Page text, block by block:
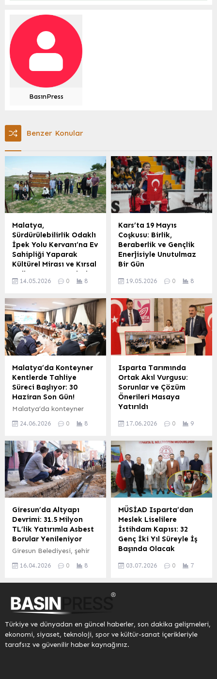
BasınPress
Benzer Konular
Malatya,
Sürdürülebilirlik Odaklı
İpek Yolu Kervanı’na Ev
Sahipliği Yaparak
Kültürel Mirası ve Kırsal
Kalkınmayı Vurguladı
Malatya, Birleşmiş Milletler
Sözleşmesi (UNCCD)
COP17 zirvesi öncesinde
gerçekleştirilen prestijli
‘İpek Yolu Kervanı’
organizasyonuna ev
sahipliği yaptı.
Türkiye’den başlayıp
Moğolistan’ın başkenti
Ulanbator’a uzanan bu
özel kervan, sürdürülebilir
ekosistemlerinin
korunması ve pastoral
önemine dikkat çekmeyi
amaçlıyor. Çevre, Şehircilik
ve İklim Değişikliği
Bakanlığı’nın
koordinasyonunda,
Cumhurbaşkanlığı...
14.05.2026 0 8
Kars’ta 19 Mayıs
Coşkusu: Birlik,
Beraberlik ve Gençlik
Enerjisiyle Unutulmaz
Bir Gün
Anma, Gençlik ve Spor
kutladı. Gazi Mustafa
Kemal Atatürk’ün milli
mücadeleyi başlatmak
üzere Samsun’a çıkışının
yıl dönümü, Kars’ta birlik,
beraberlik ve gençlik
enerjisinin ön plana çıktığı
anlamlı bir etkinlikle
hafızalara kazındı.
Atatürk Anıtı’nda Resmi
Tören Kutlama programı,
Gençlik ve Spor İl...
19.05.2026 0 8
Malatya’da Konteyner
Kentlerde Tahliye
Süreci Başlıyor: 30
Haziran Son Gün!
Malatya’da konteyner
vatandaşlar için önemli bir
Malatya Valisi Seddar
Yavuz başkanlığında,
Büyükşehir Belediye
Başkanı Sami Er, vali
yardımcıları,
kaymakamlar, ilçe
belediye başkanları ve
ilgili kurum müdürlerinin
katılımıyla gerçekleştirilen
toplantıda, konteyner
kentlerin tahliye süreci
detaylı bir şekilde ele
alındı. Kalıcı ve Güvenli
Hedefleniyor Toplantının
24.06.2026 0 8
Isparta Tarımında
Ortak Akıl Vurgusu:
Sorunlar ve Çözüm
Önerileri Masaya
Yatırıldı
(ITB), tarım sektörünün
üreticilerin sesini
duyurmak amacıyla
üyeleriyle bir istişare
toplantısı düzenledi.
Modapark Düğün
Salonu’nda gerçekleştirilen
buluşmada, tarımın güncel
sorunları, üreticilerin
talepleri ve yürütülen
çalışmalar detaylı bir
şekilde ele alındı.
Toplantıya, ITB Yönetim
Kurulu Başkanı Hüdai
Nevzat Demirel, yönetim
17.06.2026 0 9
Giresun’da Altyapı
Devrimi: 31.5 Milyon
TL’lik Yatırımla Asbest
Borular Yenileniyor
Giresun Belediyesi, şehir
altyapısını modernize
Bu kapsamda, ekonomik
ömrünü tamamlamış ve
asbest borular, yerlerine
daha dayanıklı, uzun
ömürlü ve kaçak riski
16.04.2026 0 8
MÜSİAD Isparta’dan
Meslek Liselilere
İstihdam Kapısı: 32
Genç İki Yıl Süreyle İş
Başında Olacak
ile Müstakil Sanayici ve
geçiyor. MÜSİAD Isparta
Şubesi yönetimi, İl Millî
Eğitim Müdürü Recai Ocak
03.07.2026 0 7
Türkiye ve dünyadan en güncel haberler, son dakika gelişmeleri,
ekonomi, siyaset, teknoloji, spor ve kültür-sanat içerikleriyle
tarafsız ve güvenilir haber kaynağınız.